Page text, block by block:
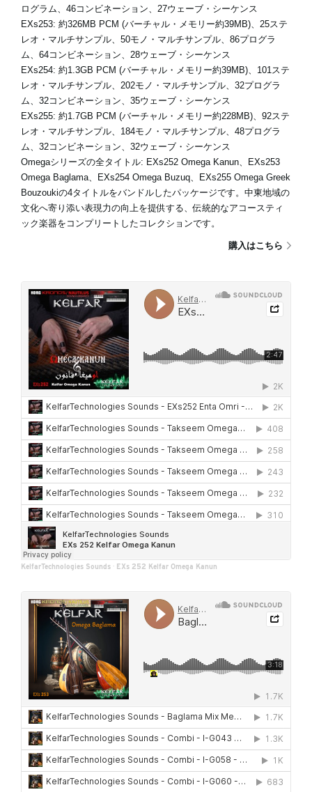
ログラム、46コンビネーション、27ウェーブ・シーケンス
EXs253: 約326MB PCM (バーチャル・メモリー約39MB)、25ステ
レオ・マルチサンプル、50モノ・マルチサンプル、86プログラ
ム、64コンビネーション、28ウェーブ・シーケンス
EXs254: 約1.3GB PCM (バーチャル・メモリー約39MB)、101ステ
レオ・マルチサンプル、202モノ・マルチサンプル、32プログラ
ム、32コンビネーション、35ウェーブ・シーケンス
EXs255: 約1.7GB PCM (バーチャル・メモリー約228MB)、92ステ
レオ・マルチサンプル、184モノ・マルチサンプル、48プログラ
ム、32コンビネーション、32ウェーブ・シーケンス
Omegaシリーズの全タイトル: EXs252 Omega Kanun、EXs253
Omega Baglama、EXs254 Omega Buzuq、EXs255 Omega Greek
Bouzoukiの4タイトルをバンドルしたパッケージです。中東地域の
文化へ寄り添い表現力の向上を提供する、伝統的なアコースティ
ック楽器をコンプリートしたコレクションです。
購入はこちら
KelfarTechnologies Sounds · EXs 252 Kelfar Omega Kanun